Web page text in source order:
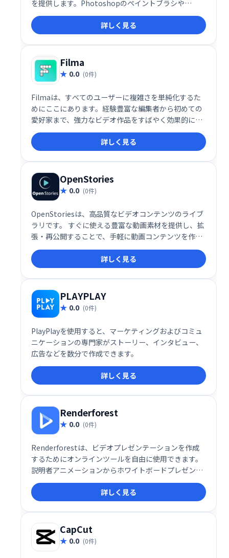
を提供します。Photoshopのペイントブラシや
FinalCut Proの画面管理などの高品質のデザイン編集
機能は必要なく、簡単な注釈エクスペリエンスを提供
します。
詳しく見る
Filma
0.0 (0件)
Filmaは、すべてのユーザーに複雑さを単純化するた
めにここにあります。経験豊富な編集者から初めての
愛好家まで、強力なビデオ作品をすばやく効果的に作
成する機能。高度な機能には、マスキング、キーフレ
ーミング、モーショントラッキングなどがあります。
詳しく見る
OpenStories
0.0 (0件)
OpenStoriesは、高品質なビデオコンテンツのライブ
ラリです。 すぐに使える豊富な動画素材を提供し、拡
張・再公開することで、手軽に動画コンテンツを作成
できます。 時間を節約し、効果的なビデオマーケティ
ングを実現しましょう。詳しく見る
PLAYPLAY
0.0 (0件)
PlayPlayを使用すると、マーケティングおよびコミュ
ニケーションの専門家がストーリー、インタビュー、
広告などを数分で作成できます。
詳しく見る
Renderforest
0.0 (0件)
Renderforestは、ビデオプレゼンテーションを作成
するためにオンラインツールを自由に使用できます。
説明者アニメーションからホワイトボードプレゼンテ
ーションまで、さまざまなスタイルを含む幅広いプレ
ゼンテーションテンプレートがあります。
詳しく見る
CapCut
0.0 (0件)